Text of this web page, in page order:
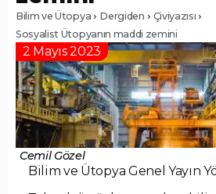
Bilim ve Ütopya Dergiden
Çiviyazısı
Sosyalist Ütopyanın maddi zemini
2 Mayıs 2023
Cemil Gözel
Bilim ve Ütopya Genel Yayın